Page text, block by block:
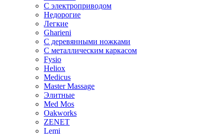
С электроприводом
Недорогие
Легкие
Gharieni
С деревянными ножками
С металлическим каркасом
Fysio
Heliox
Medicus
Master Massage
Элитные
Med Mos
Oakworks
ZENET
Lemi